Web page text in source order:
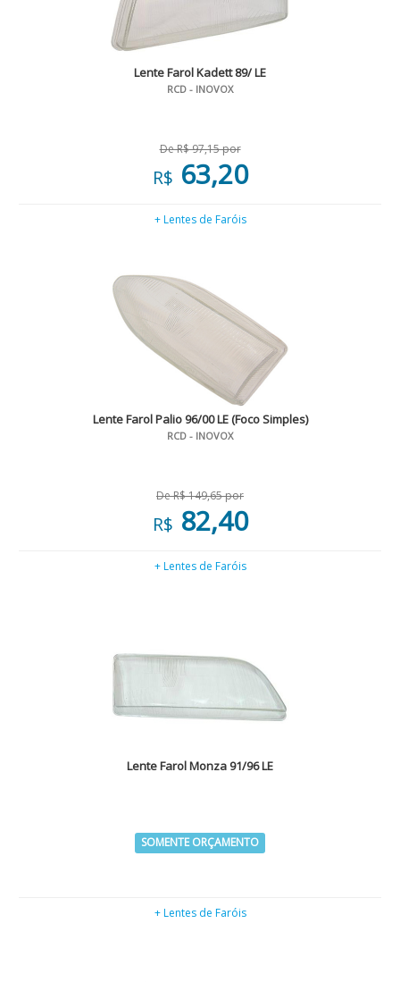
Lente Farol Kadett 89/ LE
RCD - INOVOX
De R$ 97,15 por
R$ 63,20
+ Lentes de Faróis
Lente Farol Palio 96/00 LE (Foco Simples)
RCD - INOVOX
De R$ 149,65 por
R$ 82,40
+ Lentes de Faróis
Lente Farol Monza 91/96 LE
SOMENTE ORÇAMENTO
+ Lentes de Faróis